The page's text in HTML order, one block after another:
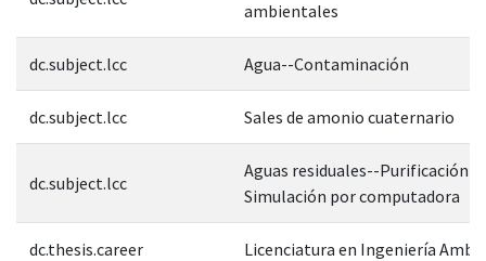
ambientales
dc.subject.lcc Agua--Contaminación
dc.subject.lcc Sales de amonio cuaternario
dc.subject.lcc
Aguas residuales--Purificación--
Simulación por computadora
dc.thesis.career Licenciatura en Ingeniería